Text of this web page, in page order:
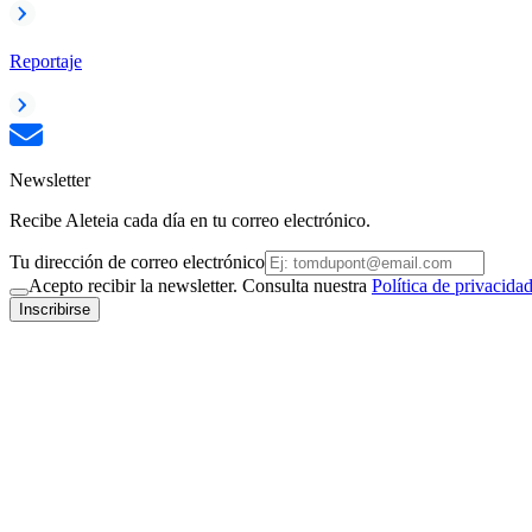
Reportaje
Newsletter
Recibe Aleteia cada día en tu correo electrónico.
Tu dirección de correo electrónico
Acepto recibir la newsletter. Consulta nuestra Política de
Inscribirse